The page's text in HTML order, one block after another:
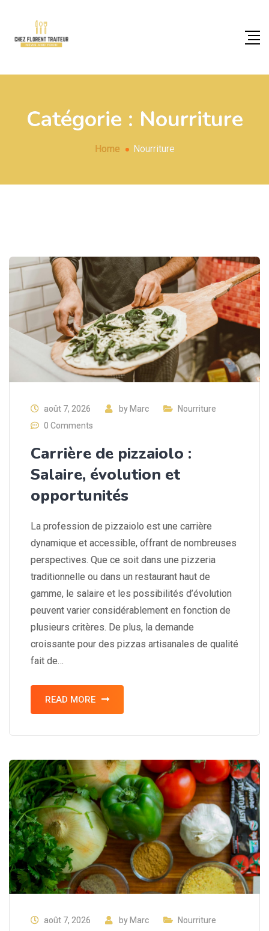
Catégorie : Nourriture
Home Nourriture
août 7, 2026 by Marc
Nourriture
0 Comments
Carrière de pizzaiolo :
Salaire, évolution et
opportunités
La profession de pizzaiolo est une carrière
dynamique et accessible, offrant de nombreuses
perspectives. Que ce soit dans une pizzeria
traditionnelle ou dans un restaurant haut de
gamme, le salaire et les possibilités d’évolution
peuvent varier considérablement en fonction de
plusieurs critères. De plus, la demande
croissante pour des pizzas artisanales de qualité
fait de…
READ MORE
août 7, 2026 by Marc
Nourriture